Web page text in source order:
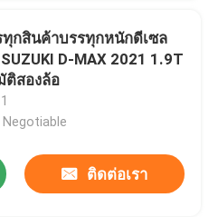
ทุกสินค้าบรรทุกหนักดีเซล
D-MAX 2021 1.9T
ติสองล้อ
ติดต่อเรา